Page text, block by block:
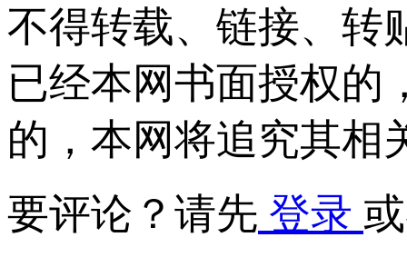
不得转载、链接、转
已经本网书面授权的
的，本网将追究其相
要评论？请先 登录